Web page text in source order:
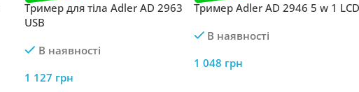
Тример для тіла Adler AD 2963
USB
В наявності
1 127 грн
Тример Adler AD 2946 5 w 1 LCD
В наявності
1 048 грн